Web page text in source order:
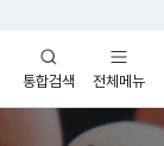
통합검색
열기
전체메뉴
열기